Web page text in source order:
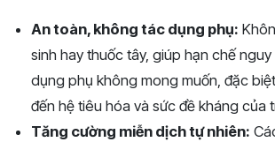
An toàn, không tác dụng phụ:
sinh hay thuốc tây, giúp hạn chế
dụng phụ không mong muốn, đặc
đến hệ tiêu hóa và sức đề kháng của
Tăng cường miễn dịch tự nhiên: